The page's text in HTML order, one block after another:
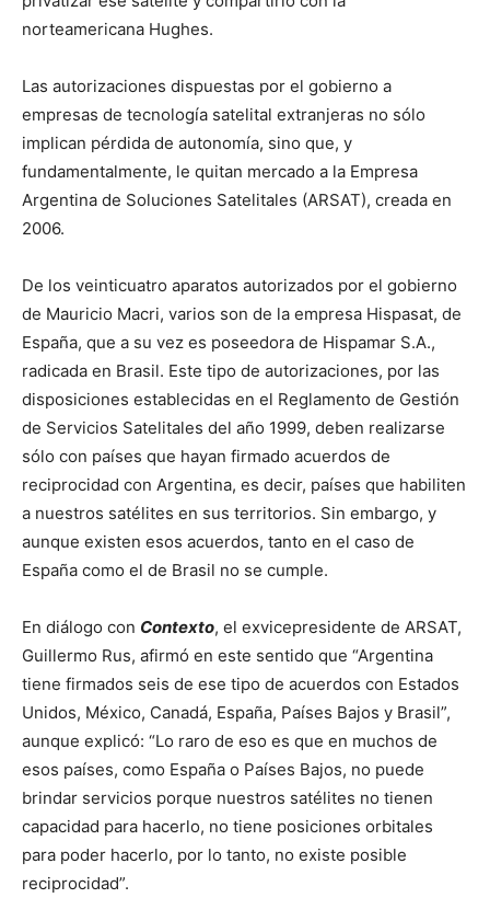
norteamericana Hughes.
Las autorizaciones dispuestas por el gobierno a
empresas de tecnología satelital extranjeras no sólo
implican pérdida de autonomía, sino que, y
fundamentalmente, le quitan mercado a la Empresa
Argentina de Soluciones Satelitales (ARSAT), creada en
2006.
De los veinticuatro aparatos autorizados por el gobierno
de Mauricio Macri, varios son de la empresa Hispasat, de
España, que a su vez es poseedora de Hispamar S.A.,
radicada en Brasil. Este tipo de autorizaciones, por las
disposiciones establecidas en el Reglamento de Gestión
de Servicios Satelitales del año 1999, deben realizarse
sólo con países que hayan firmado acuerdos de
reciprocidad con Argentina, es decir, países que habiliten
a nuestros satélites en sus territorios. Sin embargo, y
aunque existen esos acuerdos, tanto en el caso de
España como el de Brasil no se cumple.
En diálogo con Contexto, el exvicepresidente de ARSAT,
Guillermo Rus, afirmó en este sentido que “Argentina
tiene firmados seis de ese tipo de acuerdos con Estados
Unidos, México, Canadá, España, Países Bajos y Brasil”,
aunque explicó: “Lo raro de eso es que en muchos de
esos países, como España o Países Bajos, no puede
brindar servicios porque nuestros satélites no tienen
capacidad para hacerlo, no tiene posiciones orbitales
para poder hacerlo, por lo tanto, no existe posible
reciprocidad”.